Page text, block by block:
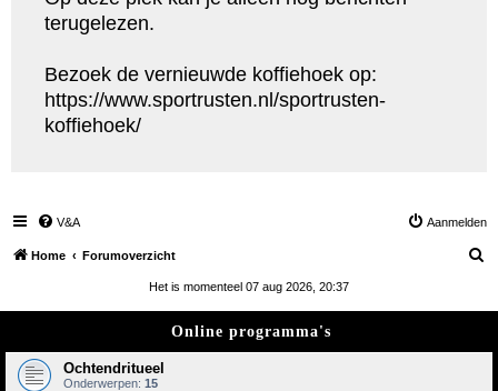
terugelezen.
Bezoek de vernieuwde koffiehoek op:
https://www.sportrusten.nl/sportrusten-
koffiehoek/
V&A Aanmelden
Home Forumoverzicht
Het is momenteel 07 aug 2026, 20:37
Online programma's
Ochtendritueel
Onderwerpen: 15